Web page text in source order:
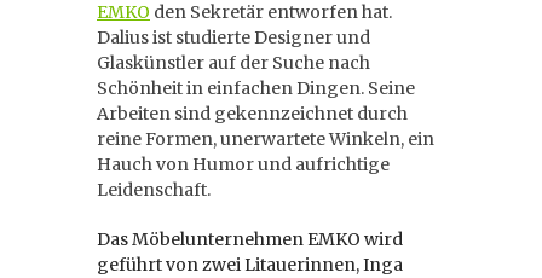
EMKO den Sekretär entworfen hat.
Dalius ist studierte Designer und
Glaskünstler auf der Suche nach
Schönheit in einfachen Dingen. Seine
Arbeiten sind gekennzeichnet durch
reine Formen, unerwartete Winkeln, ein
Hauch von Humor und aufrichtige
Leidenschaft.
Das Möbelunternehmen EMKO wird
geführt von zwei Litauerinnen, Inga